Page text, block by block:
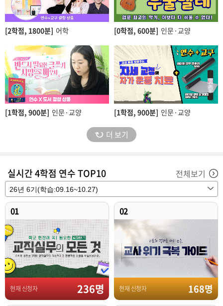
[2학점, 1800분] 어학 [0학점, 600분] 인문·교양
[1학점, 900분] 인문·교양 [1학점, 900분] 인문·교양
더 보기
실시간 4학점 연수 TOP10 전체보기
01
현재 신청자 236명
02
현재 신청자 168명